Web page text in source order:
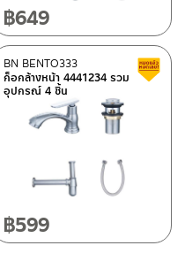
฿649
Best Seller สินค้าขายดี
ก็อกล้างหน้า 4441234 รวม
อุปกรณ์ 4 ชิ้น
BN BENTO333
฿599